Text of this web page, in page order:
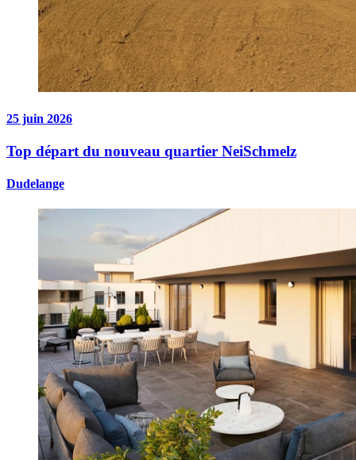
25 juin 2026
Top départ du nouveau quartier NeiSchmelz
Dudelange